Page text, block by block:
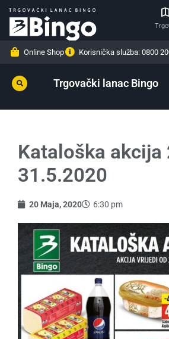
Online Shop Korisnička služba: 0800
Trgovački lanac Bingo
Kataloška akcija
31.5.2020
20 Maja, 2020 6:30 pm